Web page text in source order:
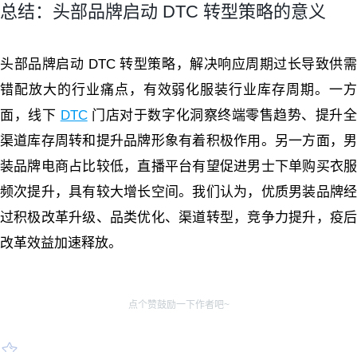
总结：头部品牌启动 DTC 转型策略的意义
头部品牌启动 DTC 转型策略，解决响应周期过长导致供需
错配放大的行业痛点，有效弱化服装行业库存周期。一方
面，线下 DTC门店对于数字化洞察终端零售趋势、提升全
渠道库存周转和提升品牌形象有着积极作用。另一方面，男
装品牌电商占比较低，直播平台有望促进男士下单购买衣服
频次提升，具有较大增长空间。我们认为，优质男装品牌经
过积极改革升级、品类优化、渠道转型，竞争力提升，疫后
改革效益加速释放。
点个赞鼓励一下作者吧~